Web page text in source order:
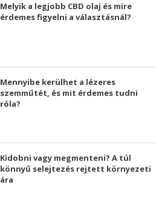
Melyik a legjobb CBD olaj és mire
érdemes figyelni a választásnál?
Mennyibe kerülhet a lézeres
szemműtét, és mit érdemes tudni
róla?
Kidobni vagy megmenteni? A túl
könnyű selejtezés rejtett környezeti
ára